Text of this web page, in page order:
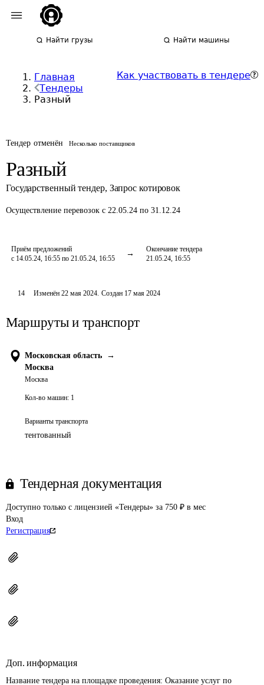
Найти грузы Найти машины
Главная
Тендеры
Разный
Как участвовать в тендере
Тендер отменён Несколько поставщиков
Разный
Государственный тендер, Запрос котировок
Осуществление перевозок с 22.05.24 по 31.12.24
Приём предложений
с 14.05.24, 16:55 по 21.05.24, 16:55
Окончание тендера
21.05.24, 16:55
14 Изменён22 мая 2024. Создан 17 мая 2024
Маршруты и транспорт
Московская область
→
Москва
Москва
Кол-во машин: 1
Варианты транспорта
тентованный
Тендерная документация
Доступно только с лицензией «Тендеры» за 750 ₽ в мес
Вход
Регистрация
Доп. информация
Название тендера на площадке проведения: Оказание услуг по